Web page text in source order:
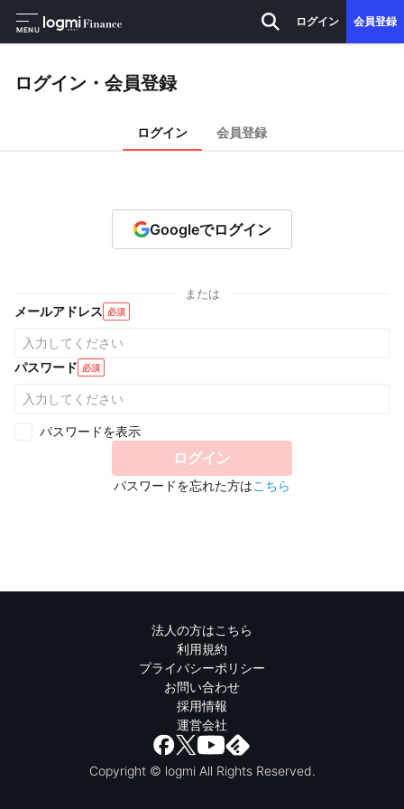
MENU
ログイン 会員登録
ログイン・会員登録
ログイン 会員登録
Googleでログイン
または
メールアドレス 必須
パスワード 必須
パスワードを表示
ログイン
パスワードを忘れた方はこちら
法人の方はこちら
利用規約
プライバシーポリシー
お問い合わせ
採用情報
運営会社
Copyright © logmi All Rights Reserved.